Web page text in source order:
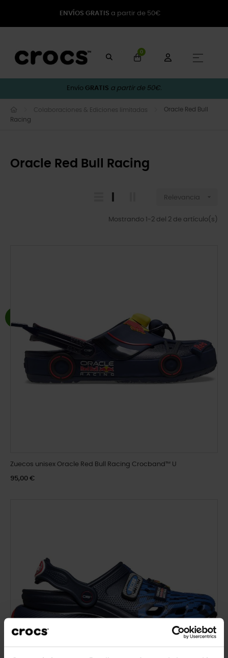
ENVÍOS GRATIS a partir de 50€
0
☰
Envío GRATIS a partir de 50€.
Colaboraciones & Ediciones limitadas
Oracle Red Bull
Racing
Oracle Red Bull Racing
Relevancia 
Mostrando 1-2 del 2 de artículo(s)
Zuecos unisex Oracle Red Bull Racing Crocband™ U
95,00 €